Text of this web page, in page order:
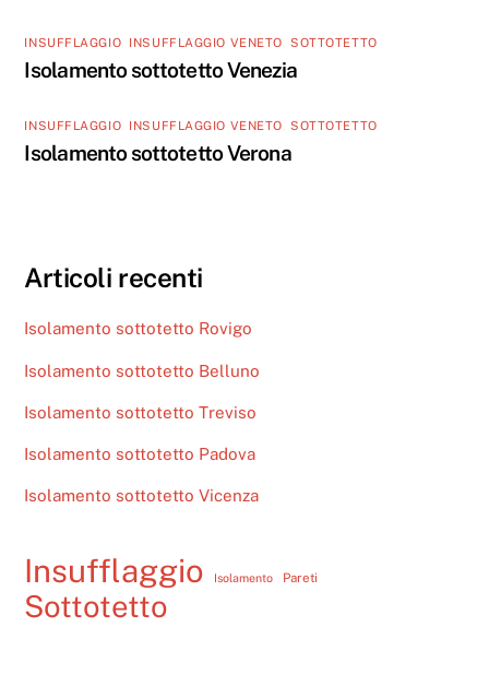
INSUFFLAGGIO INSUFFLAGGIO VENETO ,SOTTOTETTO
Isolamento sottotetto Venezia
INSUFFLAGGIO INSUFFLAGGIO VENETO ,SOTTOTETTO
Isolamento sottotetto Verona
Articoli recenti
Isolamento sottotetto Rovigo
Isolamento sottotetto Belluno
Isolamento sottotetto Treviso
Isolamento sottotetto Padova
Isolamento sottotetto Vicenza
Insufflaggio Isolamento Pareti
Sottotetto